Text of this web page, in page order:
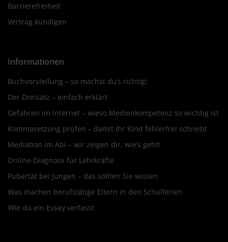
Barrierefreiheit
Vertrag kündigen
Informationen
Buchvorstellung – so machst du’s richtig!
Der Dreisatz – einfach erklärt
Gefahren im Internet – wieso Medienkompetenz so wichtig ist
Kommasetzung prüfen – damit Ihr Kind fehlerfrei schreibt
Mediation im Abi – wir zeigen dir, wie’s geht!
Online-Diagnose für Lehrkräfte
Pubertät bei Jungen – das sollten Sie wissen
Was machen berufstätige Eltern in den Schulferien
Wie du ein Essay verfasst